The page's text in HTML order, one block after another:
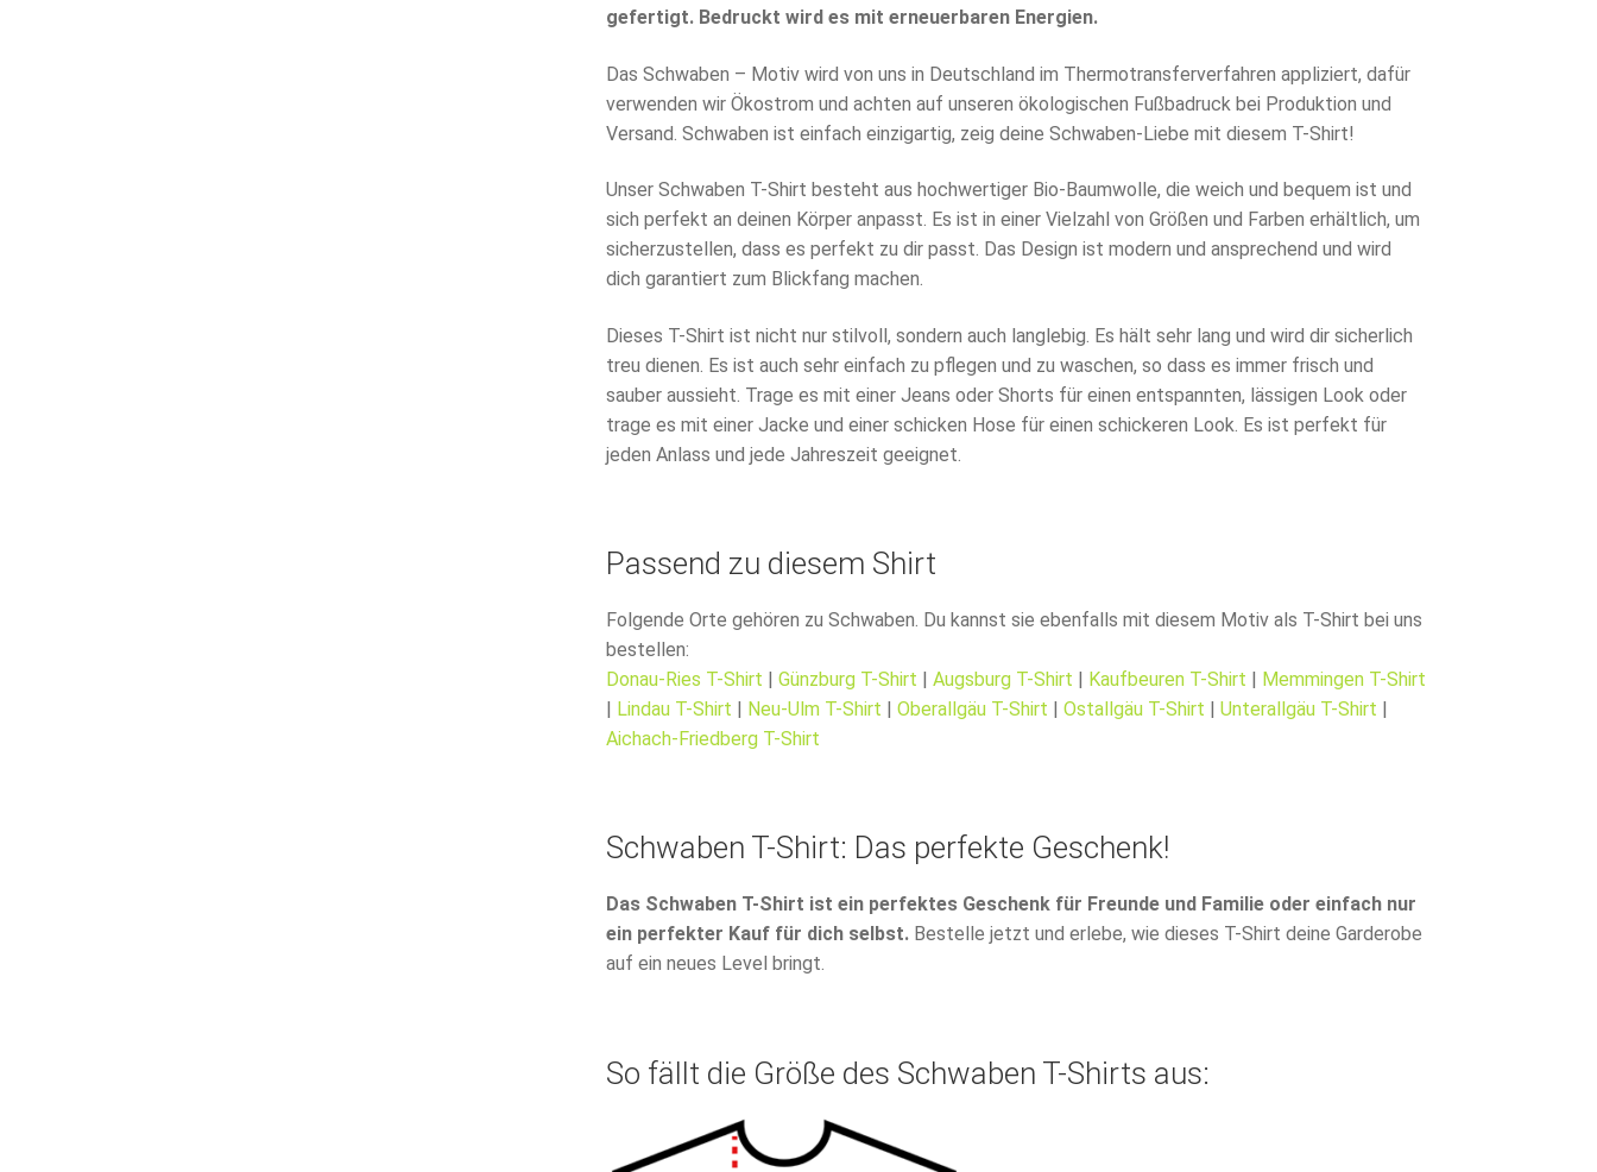
gefertigt. Bedruckt wird es mit erneuerbaren Energien.
Das Schwaben – Motiv wird von uns in Deutschland im Thermotransferverfahren appliziert, dafür
verwenden wir Ökostrom und achten auf unseren ökologischen Fußbadruck bei Produktion und
Versand. Schwaben ist einfach einzigartig, zeig deine Schwaben-Liebe mit diesem T-Shirt!
Unser Schwaben T-Shirt besteht aus hochwertiger Bio-Baumwolle, die weich und bequem ist und
sich perfekt an deinen Körper anpasst. Es ist in einer Vielzahl von Größen und Farben erhältlich, um
sicherzustellen, dass es perfekt zu dir passt. Das Design ist modern und ansprechend und wird
dich garantiert zum Blickfang machen.
Dieses T-Shirt ist nicht nur stilvoll, sondern auch langlebig. Es hält sehr lang und wird dir sicherlich
treu dienen. Es ist auch sehr einfach zu pflegen und zu waschen, so dass es immer frisch und
sauber aussieht. Trage es mit einer Jeans oder Shorts für einen entspannten, lässigen Look oder
trage es mit einer Jacke und einer schicken Hose für einen schickeren Look. Es ist perfekt für
jeden Anlass und jede Jahreszeit geeignet.
Passend zu diesem Shirt
Folgende Orte gehören zu Schwaben. Du kannst sie ebenfalls mit diesem Motiv als T-Shirt bei uns
bestellen:
Donau-Ries T-Shirt |Günzburg T-Shirt |Augsburg T-Shirt | Kaufbeuren T-Shirt | Memmingen T-Shirt
| Lindau T-Shirt | Neu-Ulm T-Shirt |Oberallgäu T-Shirt |Ostallgäu T-Shirt |Unterallgäu T-Shirt |
Aichach-Friedberg T-Shirt
Schwaben T-Shirt: Das perfekte Geschenk!
Das Schwaben T-Shirt ist ein perfektes Geschenk für Freunde und Familie oder einfach nur
ein perfekter Kauf für dich selbst. Bestelle jetzt und erlebe, wie dieses T-Shirt deine Garderobe
auf ein neues Level bringt.
So fällt die Größe des Schwaben T-Shirts aus: